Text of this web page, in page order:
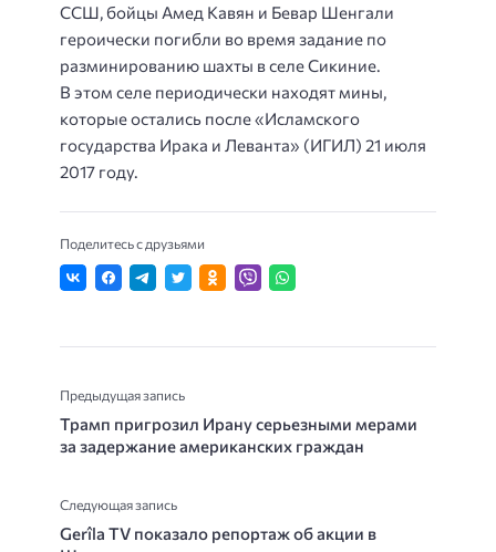
ССШ, бойцы Амед Кавян и Бевар Шенгали
героически погибли во время задание по
разминированию шахты в селе Сикиние.
В этом селе периодически находят мины,
которые остались после «Исламского
государства Ирака и Леванта» (ИГИЛ) 21 июля
2017 году.
Поделитесь с друзьями
Предыдущая запись
Трамп пригрозил Ирану серьезными мерами
за задержание американских граждан
Следующая запись
Gerîla TV показало репортаж об акции в